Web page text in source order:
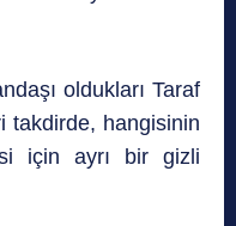
oldukları Taraf
takdirde, hangisinin
için ayrı bir gizli